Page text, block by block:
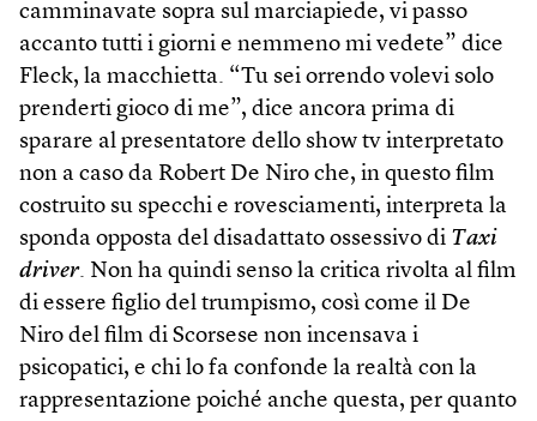
camminavate sopra sul marciapiede, vi passo
accanto tutti i giorni e nemmeno mi vedete” dice
Fleck, la macchietta. “Tu sei orrendo volevi solo
prenderti gioco di me”, dice ancora prima di
sparare al presentatore dello show tv interpretato
non a caso da Robert De Niro che, in questo film
costruito su specchi e rovesciamenti, interpreta la
sponda opposta del disadattato ossessivo di Taxi
driver. Non ha quindi senso la critica rivolta al film
di essere figlio del trumpismo, così come il De
Niro del film di Scorsese non incensava i
psicopatici, e chi lo fa confonde la realtà con la
rappresentazione poiché anche questa, per quanto